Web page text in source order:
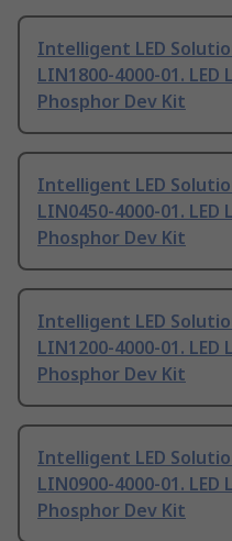
Intelligent LED
LIN1800-4000-01.
Phosphor Dev Kit
Intelligent LED
LIN0450-4000-01.
Phosphor Dev Kit
Intelligent LED
LIN1200-4000-01.
Phosphor Dev Kit
Intelligent LED
LIN0900-4000-01.
Phosphor Dev Kit